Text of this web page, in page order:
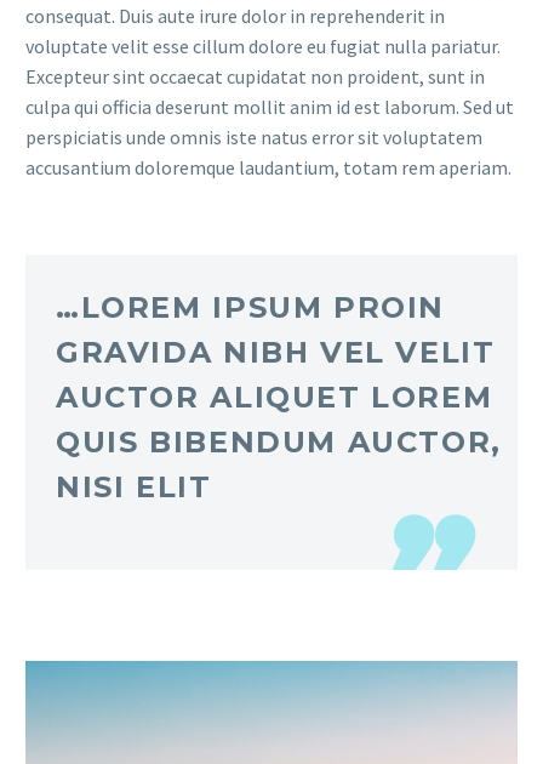
consequat. Duis aute irure dolor in reprehenderit in
voluptate velit esse cillum dolore eu fugiat nulla pariatur.
Excepteur sint occaecat cupidatat non proident, sunt in
culpa qui officia deserunt mollit anim id est laborum. Sed ut
perspiciatis unde omnis iste natus error sit voluptatem
accusantium doloremque laudantium, totam rem aperiam.
…LOREM IPSUM PROIN
GRAVIDA NIBH VEL VELIT
AUCTOR ALIQUET LOREM
QUIS BIBENDUM AUCTOR,
NISI ELIT